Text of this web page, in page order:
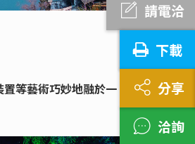
請電洽
下載
分享
洽詢
等藝術巧妙地融於一